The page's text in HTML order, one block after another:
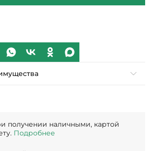
получении наличными, картой
Подробнее